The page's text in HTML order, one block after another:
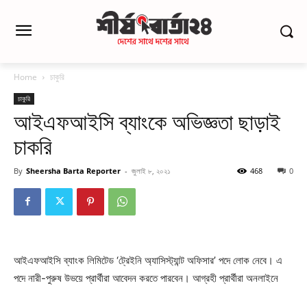
Home চাকুরি
চাকুরি
আইএফআইসি ব্যাংকে অভিজ্ঞতা ছাড়াই
চাকরি
By Sheersha Barta Reporter - জুলাই ৮, ২০২১ 0
468
আইএফআইসি ব্যাংক লিমিটেড ‘ট্রেইনি অ্যাসিস্ট্যান্ট অফিসার’ পদে লোক নেবে। এ
পদে নারী-পুরুষ উভয়ে প্রার্থীরা আবেদন করতে পারবেন। আগ্রহী প্রার্থীরা অনলাইনে